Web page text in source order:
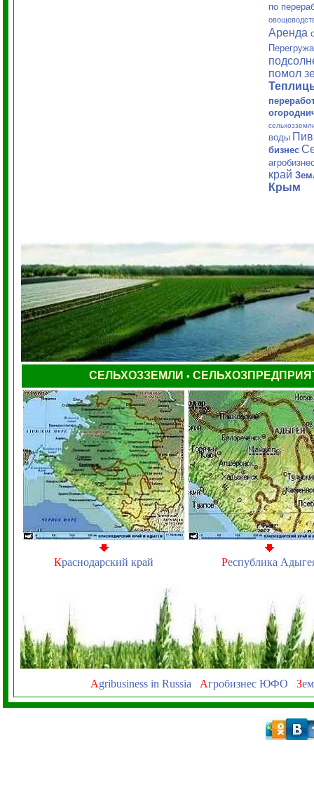
по
Аренда
помол
воды
бизнес
край
Крым
СЕЛЬХОЗЗЕМЛИ •
Краснодарский край Республика
Agribusiness in Russia Агробизнес ЮФО З